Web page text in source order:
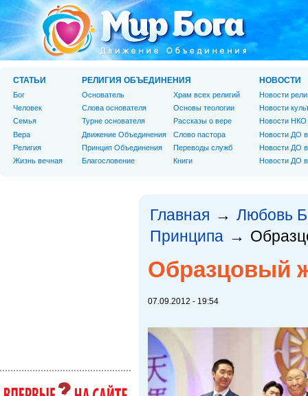
Главная → Любовь
Принципа →
Образцовый
07.09.2012 - 19:54
СТАТЬИ
Бог
Человек
Cемья
Вера
Религия
Жизнь вечная
РЕЛИГИЯ ОБЪЕДИНЕНИЯ
Основатель
Слова основателя
Турне основателя
Движение Объединения
Принцип Объединения
Благословение
Храм всех религий
Основы теологии
Рассказы о вере
Слово пастора
Переводы служб
Книги
НОВОСТИ
Новости
Новости
Новости НКО
Новости ДО
Новости ДО
Новости ДО